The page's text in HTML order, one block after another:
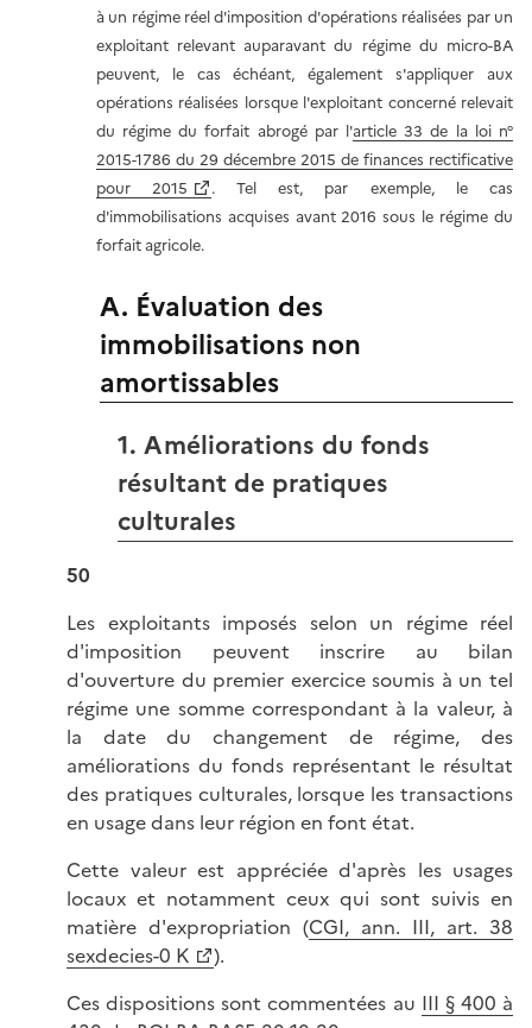
à un régime réel d'imposition d'opérations réalisées par un
exploitant relevant auparavant du régime du micro-BA
peuvent, le cas échéant, également s'appliquer aux
opérations réalisées lorsque l'exploitant concerné relevait
du régime du forfait abrogé par l'article 33 de la loi n°
2015-1786 du 29 décembre 2015 de finances rectificative
pour 2015
. Tel est, par exemple, le cas
d'immobilisations acquises avant 2016 sous le régime du
forfait agricole.
A. Évaluation des
immobilisations non
amortissables
1. Améliorations du fonds
résultant de pratiques
culturales
50
Les exploitants imposés selon un régime réel
d'imposition peuvent inscrire au bilan
d'ouverture du premier exercice soumis à un tel
régime une somme correspondant à la valeur, à
la date du changement de régime, des
améliorations du fonds représentant le résultat
des pratiques culturales, lorsque les transactions
en usage dans leur région en font état.
Cette valeur est appréciée d'après les usages
locaux et notamment ceux qui sont suivis en
matière d'expropriation (CGI, ann. III, art. 38
sexdecies-0 K
).
Ces dispositions sont commentées au III § 400 à